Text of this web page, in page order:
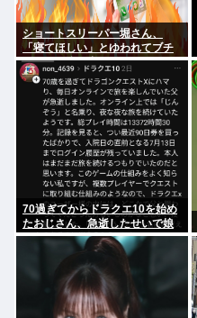
ショートスリーパー堀さん、
「寝てほしい」とゆわれてブチ
ギレたり泣き出したりしてしま
う…
70過ぎてからドラクエ10を始め
たおじさん、急逝したせいで娘
に色々開示されてしまう